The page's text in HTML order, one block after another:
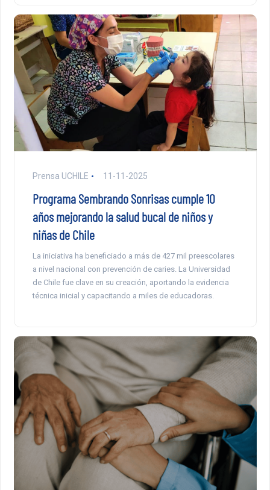
Prensa UCHILE 11-11-2025
Programa Sembrando Sonrisas cumple 10
años mejorando la salud bucal de niños y
niñas de Chile
La iniciativa ha beneficiado a más de 427 mil preescolares
a nivel nacional con prevención de caries. La Universidad
de Chile fue clave en su creación, aportando la evidencia
técnica inicial y capacitando a miles de educadoras.